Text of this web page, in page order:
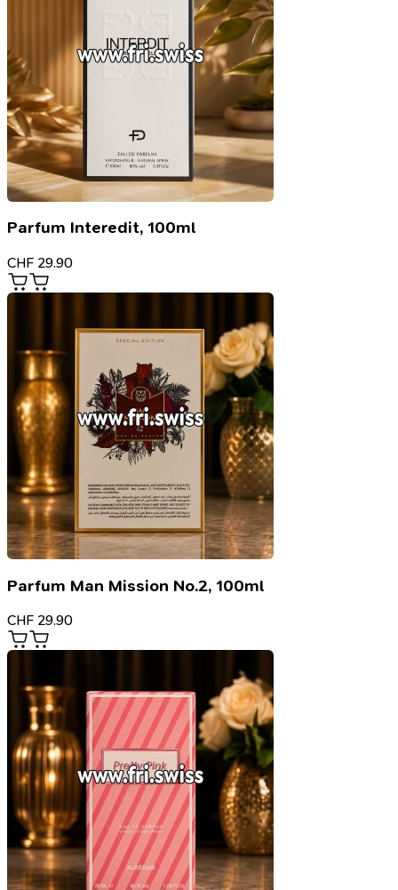
Parfum Interedit, 100ml
CHF 29.90
Parfum Man Mission No.2, 100ml
CHF 29.90